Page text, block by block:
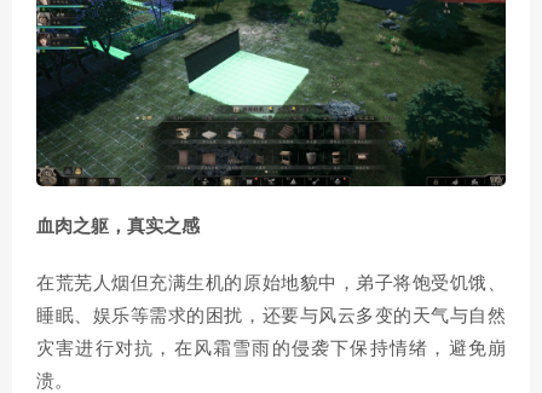
血肉之躯，真实之感
在荒芜人烟但充满生机的原始地貌中，弟子将饱受饥饿、
睡眠、娱乐等需求的困扰，还要与风云多变的天气与自然
灾害进行对抗，在风霜雪雨的侵袭下保持情绪，避免崩
溃。